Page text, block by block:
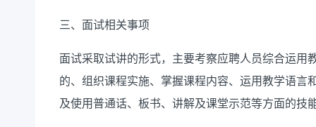
三、面试相关事项
面试采取试讲的形式，主要考察应聘人员综合运用
的、组织课程实施、掌握课程内容、运用教学语言
及使用普通话、板书、讲解及课堂示范等方面的技